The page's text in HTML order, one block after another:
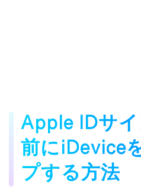
Apple IDサ
前にiDevice
プする方法